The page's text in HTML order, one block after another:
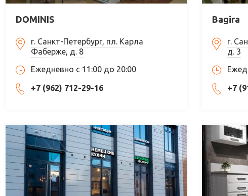
DOMINIS
г. Санкт-Петербург, пл. Карла
Фаберже, д. 8
Ежедневно с 11:00 до 20:00
+7 (962) 712-29-16
Bagira
г.
д. 3
+7